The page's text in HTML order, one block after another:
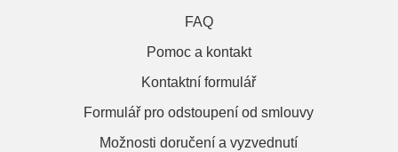
FAQ
Pomoc a kontakt
Kontaktní formulář
Formulář pro odstoupení od smlouvy
Možnosti doručení a vyzvednutí